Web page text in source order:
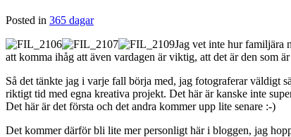
Posted in 365 dagar
Jag vet inte hur familjära
att komma ihåg att även vardagen är viktig, att det är den som
Så det tänkte jag i varje fall börja med, jag fotograferar väldigt
riktigt tid med egna kreativa projekt. Det här är kanske inte
Det här är det första och det andra kommer upp lite senare :-)
Det kommer därför bli lite mer personligt här i bloggen, jag